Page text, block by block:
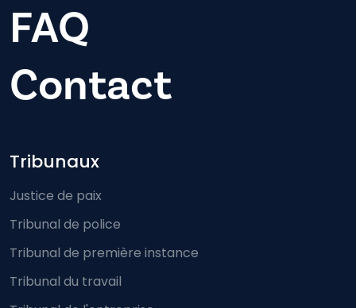
FAQ
Contact
Footer-menu
Tribunaux
Justice de paix
Tribunal de police
Tribunal de première instance
Tribunal du travail